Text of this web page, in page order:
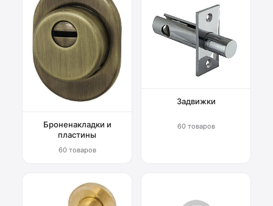
Броненакладки и
пластины
60 товаров
Задвижки
60 товаров